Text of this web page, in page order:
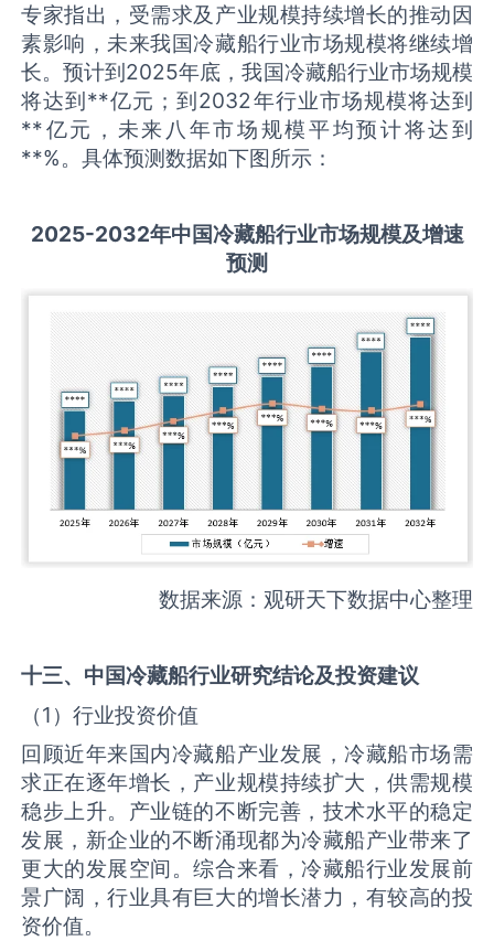
专家指出，受需求及产业规模持续增长的推动因
素影响，未来我国冷藏船行业市场规模将继续增
长。预计到2025年底，我国冷藏船行业市场规模
将达到**亿元；到2032年行业市场规模将达到
**亿元，未来八年市场规模平均预计将达到
**%。具体预测数据如下图所示：
2025-2032年中国冷藏船行业市场规模及增速
预测
数据来源：观研天下数据中心整理
十三、中国冷藏船行业研究结论及投资建议
（1）行业投资价值
回顾近年来国内冷藏船产业发展，冷藏船市场需
求正在逐年增长，产业规模持续扩大，供需规模
稳步上升。产业链的不断完善，技术水平的稳定
发展，新企业的不断涌现都为冷藏船产业带来了
更大的发展空间。综合来看，冷藏船行业发展前
景广阔，行业具有巨大的增长潜力，有较高的投
资价值。